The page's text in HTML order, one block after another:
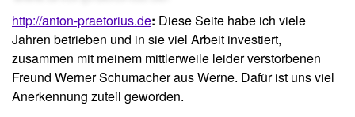
http://anton-praetorius.de: Diese Seite habe ich viele
Jahren betrieben und in sie viel Arbeit investiert,
zusammen mit meinem mittlerweile leider verstorbenen
Freund Werner Schumacher aus Werne. Dafür ist uns viel
Anerkennung zuteil geworden.